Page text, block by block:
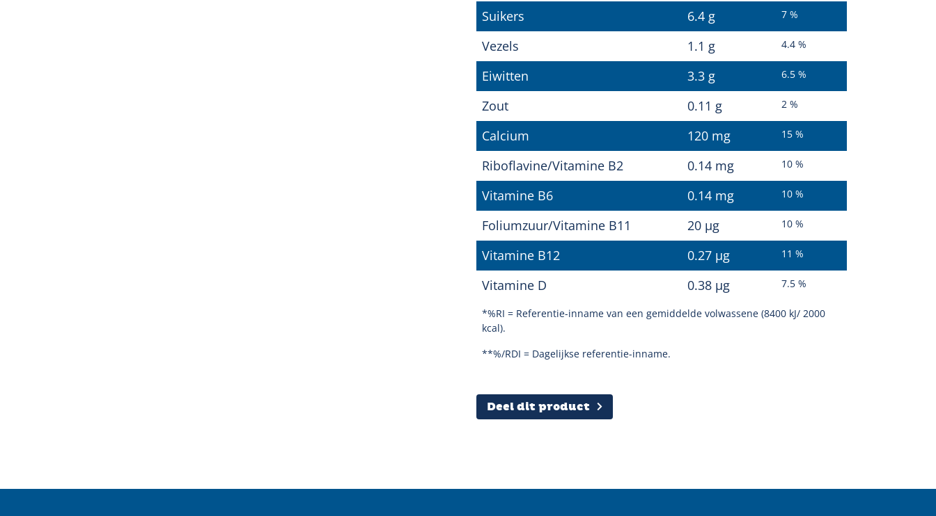
Suikers 6.4 g 7 %
Vezels 1.1 g 4.4 %
Eiwitten 3.3 g 6.5 %
Zout 0.11 g 2 %
Calcium 120 mg 15 %
Riboflavine/Vitamine B2 0.14 mg 10 %
Vitamine B6 0.14 mg 10 %
Foliumzuur/Vitamine B11 20 µg 10 %
Vitamine B12 0.27 µg 11 %
Vitamine D 0.38 µg 7.5 %
*%RI = Referentie-inname van een gemiddelde volwassene (8400 kJ/ 2000
kcal).
**%/RDI = Dagelijkse referentie-inname.
Deel dit product
Sluiten